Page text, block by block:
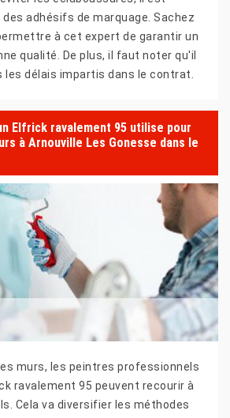
adhésifs de marquage. Sachez
à cet expert de garantir un
qualité. De plus, il faut noter qu'il
délais impartis dans le contrat.
Elfrick ravalement 95 utilise pour
à Arnouville Les Gonesse dans le
murs, les peintres professionnels
ravalement 95 peuvent recourir à
Cela va diversifier les méthodes